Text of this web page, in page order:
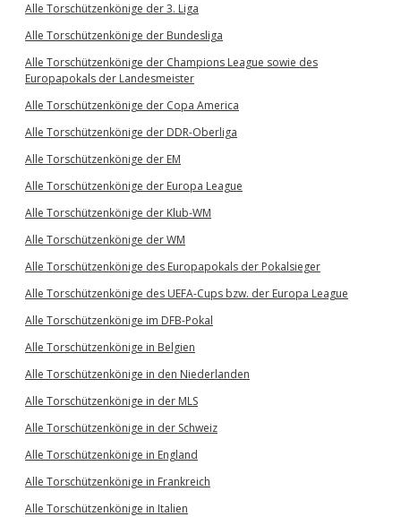
Alle Torschützenkönige der 3. Liga
Alle Torschützenkönige der Bundesliga
Alle Torschützenkönige der Champions League sowie des
Europapokals der Landesmeister
Alle Torschützenkönige der Copa America
Alle Torschützenkönige der DDR-Oberliga
Alle Torschützenkönige der EM
Alle Torschützenkönige der Europa League
Alle Torschützenkönige der Klub-WM
Alle Torschützenkönige der WM
Alle Torschützenkönige des Europapokals der Pokalsieger
Alle Torschützenkönige des UEFA-Cups bzw. der Europa League
Alle Torschützenkönige im DFB-Pokal
Alle Torschützenkönige in Belgien
Alle Torschützenkönige in den Niederlanden
Alle Torschützenkönige in der MLS
Alle Torschützenkönige in der Schweiz
Alle Torschützenkönige in England
Alle Torschützenkönige in Frankreich
Alle Torschützenkönige in Italien